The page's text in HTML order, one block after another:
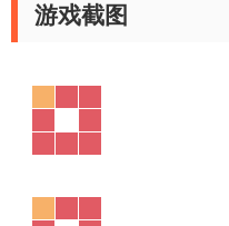
游戏截图